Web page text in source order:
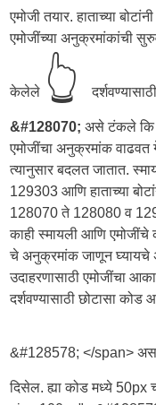
एमोजी तयार. हाताच्या
एमोजींच्या अनुक्रमांकांची
केलेले 👆
&#128070; असे टंकले कि
एमोजींचा अनुक्रमांक वाढवत
त्यानुसार बदलत जातात.
129303 आणि हाताच्या
128070 ते 128080 व
काही स्मायली आणि
चे अनुक्रमांक जाणून घ्यायचे
उदाहरणासाठी एमोजींचा
दर्शवण्यासाठी छोटासा
&#128578; </span> असा
दिसेल. ह्या कोड मध्ये 50px